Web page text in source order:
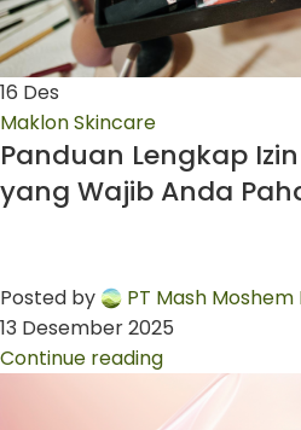
16 Des
Maklon Skincare
Panduan Lengkap
yang Wajib Anda
Posted by
PT Mash
13 Desember 2025
Continue reading